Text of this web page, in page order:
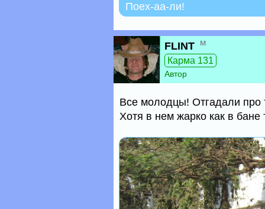
Поех-аа-ли!
FLINT м
Карма 131
Автор
Все молодцы! Отгадали про
Хотя в нем жарко как в бане